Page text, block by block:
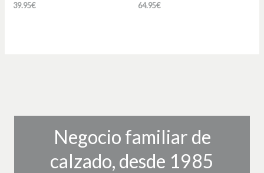
39.95€ 64.95€
Negocio familiar de
calzado, desde 1985